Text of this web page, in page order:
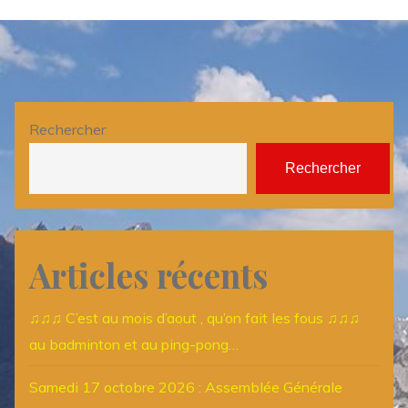
Rechercher
Rechercher
Articles récents
♫♫♫ C’est au mois d’aout , qu’on fait les fous ♫♫♫
au badminton et au ping-pong…
Samedi 17 octobre 2026 : Assemblée Générale